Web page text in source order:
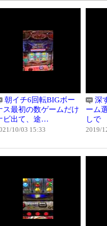
朝イチ6回転BIGボー
ス最初の数ゲームだけ
ビ出て、途…
10/03 15:33
深
ーム
しで
2019/